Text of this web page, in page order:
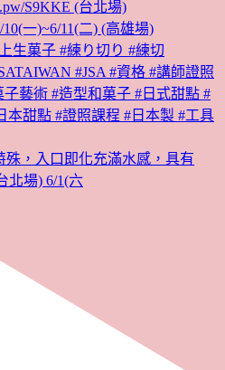
殊，入口即化充滿水感，具有
北場) 6/1(六